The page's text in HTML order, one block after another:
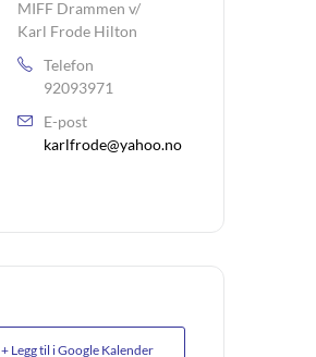
MIFF Drammen v/
Karl Frode Hilton
Telefon
92093971
E-post
karlfrode@yahoo.no
+ Legg til i Google Kalender